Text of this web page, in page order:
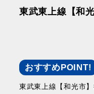
東武東上線【和
おすすめPOINT!
東武東上線【和光市